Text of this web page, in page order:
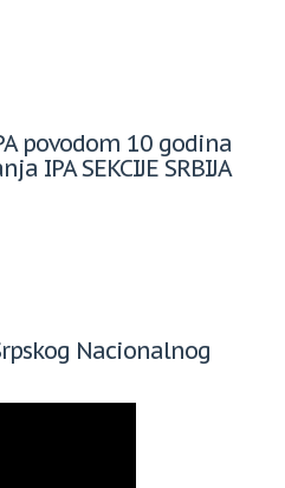
povodom 10 godina
IPA SEKCIJE SRBIJA
Nacionalnog